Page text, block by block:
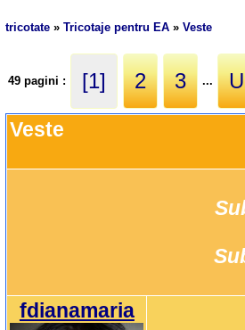
tricotate »Tricotaje pentru EA »Veste
49 pagini : [1] 2 3 ...
Veste
fdianamaria